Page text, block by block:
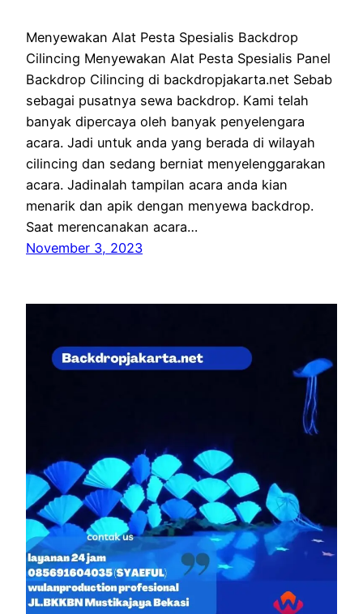
Menyewakan Alat Pesta Spesialis Backdrop
Cilincing Menyewakan Alat Pesta Spesialis Panel
Backdrop Cilincing di backdropjakarta.net Sebab
sebagai pusatnya sewa backdrop. Kami telah
banyak dipercaya oleh banyak penyelengara
acara. Jadi untuk anda yang berada di wilayah
cilincing dan sedang berniat menyelenggarakan
acara. Jadinalah tampilan acara anda kian
menarik dan apik dengan menyewa backdrop.
Saat merencanakan acara…
November 3, 2023